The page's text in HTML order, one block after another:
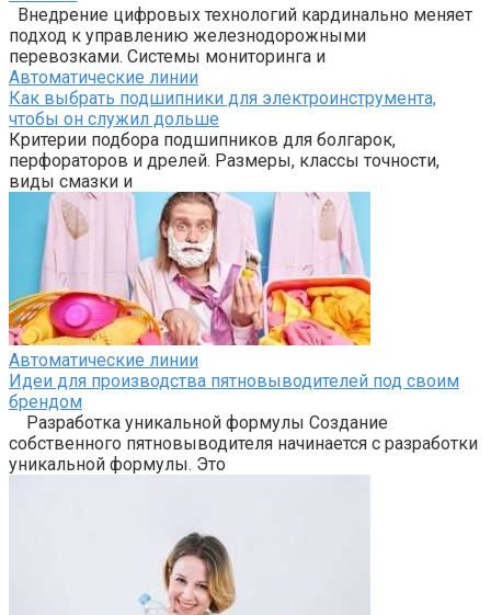
Внедрение цифровых технологий кардинально меняет
подход к управлению железнодорожными
перевозками. Системы мониторинга и
Автоматические линии
Как выбрать подшипники для электроинструмента,
чтобы он служил дольше
Критерии подбора подшипников для болгарок,
перфораторов и дрелей. Размеры, классы точности,
виды смазки и
Автоматические линии
Идеи для производства пятновыводителей под своим
брендом
Разработка уникальной формулы Создание
собственного пятновыводителя начинается с разработки
уникальной формулы. Это